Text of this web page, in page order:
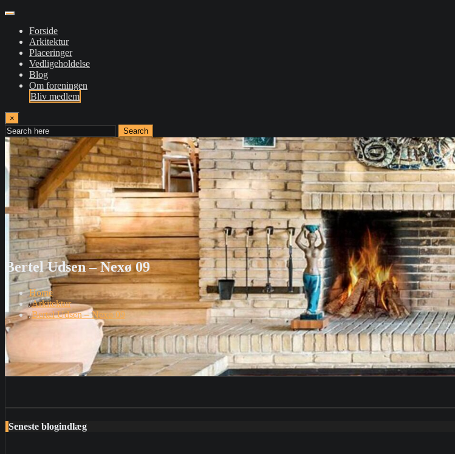
Forside
Arkitektur
Placeringer
Vedligeholdelse
Blog
Om foreningen
Bliv medlem
×
Search
Bertel Udsen – Nexø 09
Home
Arkitektur
Bertel Udsen – Nexø 09
Seneste blogindlæg